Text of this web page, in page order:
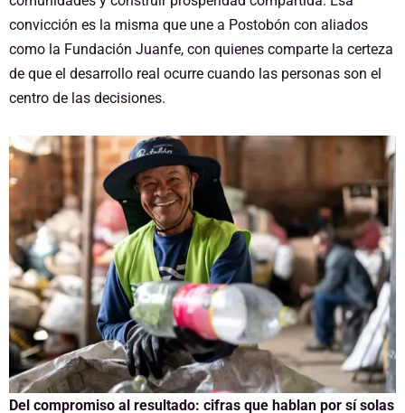
convicción es la misma que une a Postobón con aliados
como la Fundación Juanfe, con quienes comparte la certeza
de que el desarrollo real ocurre cuando las personas son el
centro de las decisiones.
Del compromiso al resultado: cifras que hablan por sí solas